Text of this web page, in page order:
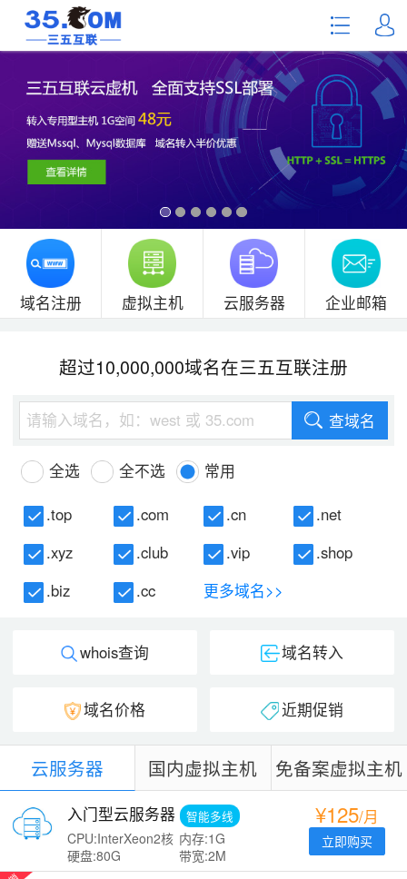
域名注册 虚拟主机 云服务器 企业邮箱
超过10,000,000域名在三五互联注册
查域名
全选 全不选 常用
.top .com .cn
.net
.xyz
.club .vip
.shop
.biz
.cc 更多域名>>
whois查询 域名转入
域名价格 近期促销
云服务器 国内虚拟主机 免备案虚拟主机
入门型云服务器 智能多线
CPU:InterXeon2核 内存:1G
硬盘:80G
带宽:2M
¥125/月
立即购买